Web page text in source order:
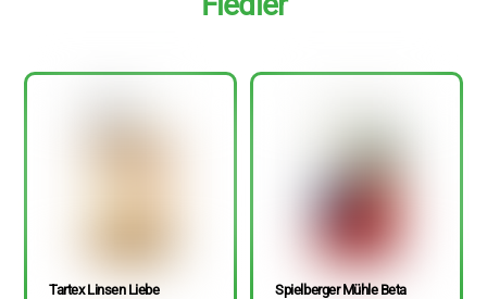
Tartex Linsen Liebe
Spielberger Mühle Beta